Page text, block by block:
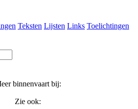
Teksten Lijsten Links Toelichtingen
binnenvaart bij:
Zie ook: